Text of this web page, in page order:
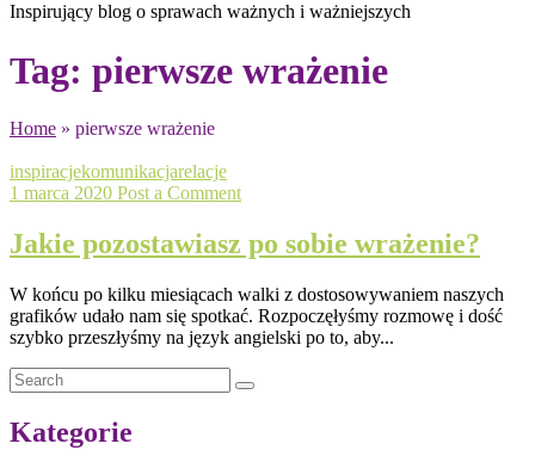
Inspirujący blog o sprawach ważnych i ważniejszych
Tag: pierwsze wrażenie
Home » pierwsze wrażenie
inspiracjekomunikacjarelacje
1 marca 2020 Post a Comment
Jakie pozostawiasz po sobie wrażenie?
W końcu po kilku miesiącach walki z dostosowywaniem naszych
grafików udało nam się spotkać. Rozpoczęłyśmy rozmowę i dość
szybko przeszłyśmy na język angielski po to, aby...
Kategorie